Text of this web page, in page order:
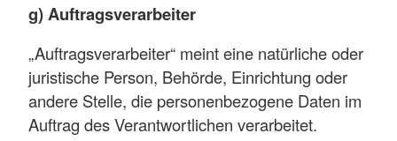
g) Auftragsverarbeiter
„Auftragsverarbeiter“ meint eine natürliche oder
juristische Person, Behörde, Einrichtung oder
andere Stelle, die personenbezogene Daten im
Auftrag des Verantwortlichen verarbeitet.